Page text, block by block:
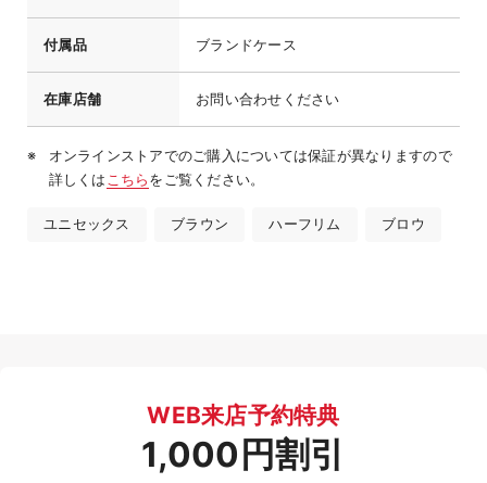
付属品 ブランドケース
在庫店舗 お問い合わせください
オンラインストアでのご購入については保証が異なりますので
詳しくは こちらをご覧ください。
ユニセックス ブラウン ハーフリム ブロウ
WEB来店予約特典
1,000円割引